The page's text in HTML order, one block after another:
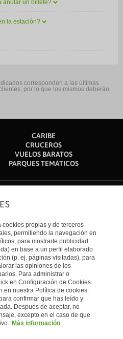
anular un billete?
la estación?
corresponden a las últimas
por lo que los mismos deberán
CARIBE
CRUCEROS
VUELOS BARATOS
PARQUES TEMÁTICOS
propias y de terceros
permitiendo la navegación en
para mostrarte publicidad
en base a un perfil elaborado
(p. ej. páginas visitadas), para
las opiniones de los
Para administrar o
en Configuración de Cookies.
en nuestra Política de cookies.
confirmar que has leído y
Después de aceptar, no
excepto en el caso de que
Más información